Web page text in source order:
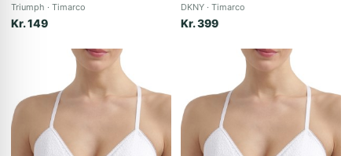
Triumph Timarco
Kr. 149
DKNY Timarco
Kr. 399